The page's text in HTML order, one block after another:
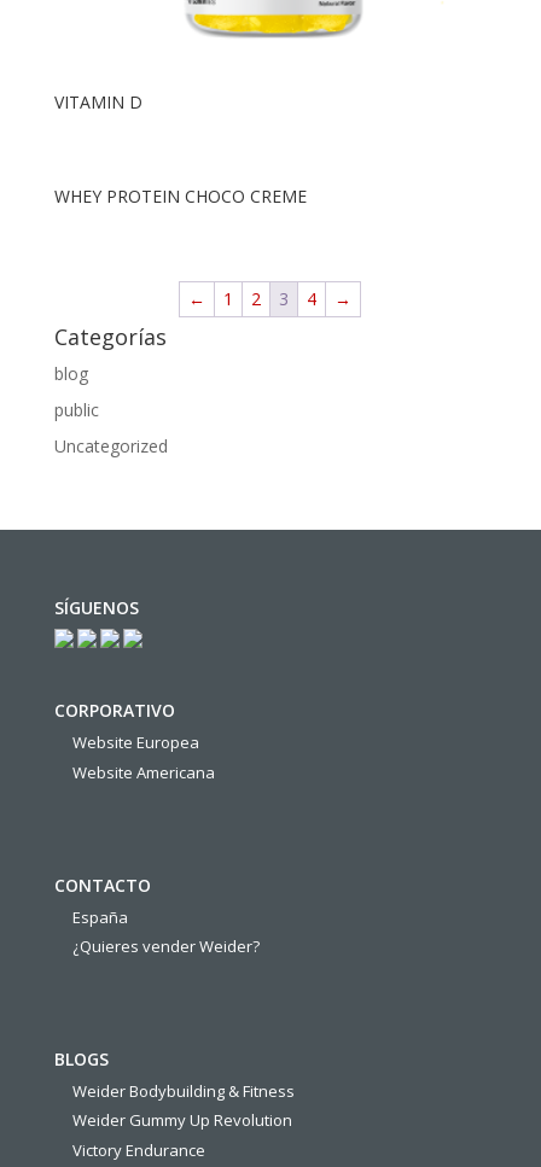
VITAMIN D
WHEY PROTEIN CHOCO CREME
← 1 2 3 4 →
Categorías
blog
public
Uncategorized
SÍGUENOS
CORPORATIVO
Website Europea
Website Americana
CONTACTO
España
¿Quieres vender Weider?
BLOGS
Weider Bodybuilding & Fitness
Weider Gummy Up Revolution
Victory Endurance